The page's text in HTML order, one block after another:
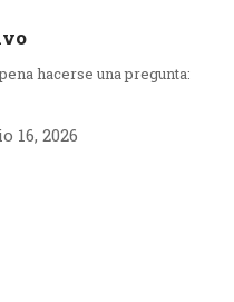
hacerse una pregunta:
16, 2026